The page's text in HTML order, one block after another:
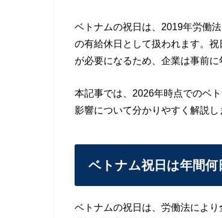
ベトナムの祝日は、2019年労働
の有給休日として扱われます。
が必要になるため、企業は事前
本記事では、2026年時点でのベ
影響について分かりやすく解説し
ベトナム祝日は年間何
ベトナムの祝日は、労働法によ